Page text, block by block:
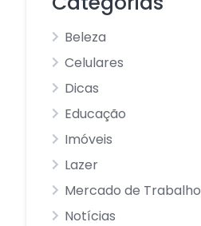
Beleza
Celulares
Dicas
Educação
Imóveis
Lazer
Mercado de Trabalho
Notícias